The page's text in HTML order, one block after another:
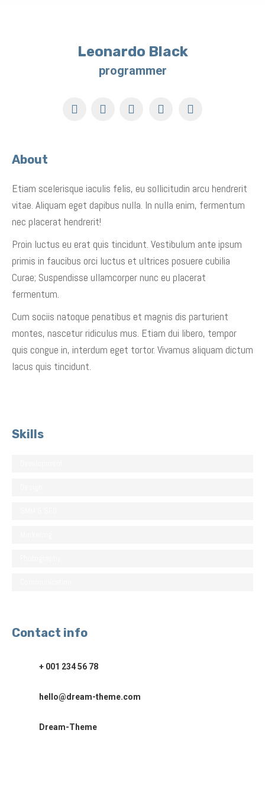
Leonardo Black
programmer
YouTubeTwitterPinterestFacebookFoursquare
About
Etiam scelerisque iaculis felis, eu sollicitudin arcu hendrerit
vitae. Aliquam eget dapibus nulla. In nulla enim, fermentum
nec placerat hendrerit!
Proin luctus eu erat quis tincidunt. Vestibulum ante ipsum
primis in faucibus orci luctus et ultrices posuere cubilia
Curae; Suspendisse ullamcorper nunc eu placerat
fermentum.
Cum sociis natoque penatibus et magnis dis parturient
montes, nascetur ridiculus mus. Etiam dui libero, tempor
quis congue in, interdum eget tortor. Vivamus aliquam dictum
lacus quis tincidunt.
Skills
Contact info
+ 001 234 56 78
hello@dream-theme.com
Dream-Theme